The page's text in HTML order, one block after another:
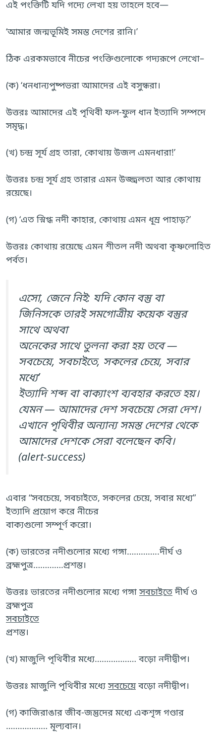
এই পংক্তিটি যদি গদ্যে লেখা হয় তাহলে হবে—
‘আমার জন্মভূমিই সমস্ত দেশের রানি।’
ঠিক এরকমভাবে নীচের পংক্তিগুলোকে গদ্যরূপে লেখো–
(ক) ‘ধনধান্যপুষ্পভরা আমাদের এই বসুন্ধরা।
উত্তরঃ আমাদের এই পৃথিবী ফল-ফুল ধান ইত্যাদি সম্পদে
সমৃদ্ধ।
(খ) চন্দ্র সূর্য গ্রহ তারা, কোথায় উজল এমনধারা!’
উত্তরঃ চন্দ্র সূর্য গ্রহ তারার এমন উজ্জ্বলতা আর কোথায়
রয়েছে।
(গ) ‘এত স্নিগ্ধ নদী কাহার, কোথায় এমন ধূম্র পাহাড়?’
উত্তরঃ কোথায় রয়েছে এমন শীতল নদী অথবা কৃষ্ণলোহিত
পর্বত।
এসো, জেনে নিই: যদি কোন বস্তু বা
জিনিসকে তারই সমগোত্রীয় কয়েক বস্তুর
সাথে অথবা
অনেকের সাথে তুলনা করা হয় তবে —
সবচেয়ে, সবচাইতে, সকলের চেয়ে, সবার
মধ্যে’
ইত্যাদি শব্দ বা বাক্যাংশ ব্যবহার করতে হয়।
যেমন — আমাদের দেশ সবচেয়ে সেরা দেশ।
এখানে পৃথিবীর অন্যান্য সমস্ত দেশের থেকে
আমাদের দেশকে সেরা বলেছেন কবি।
(alert-success)
এবার “সবচেয়ে, সবচাইতে, সকলের চেয়ে, সবার মধ্যে”
ইত্যাদি প্রয়োগ করে নীচের
বাক্যগুলো সম্পূর্ণ করো।
(ক) ভারতের নদীগুলোর মধ্যে গঙ্গা…………..দীর্ঘ ও
ব্রহ্মপুত্ৰ………….প্রশস্ত।
উত্তরঃ ভারতের নদীগুলোর মধ্যে গঙ্গাসবচাইতেদীর্ঘ ও
ব্রহ্মপুত্র
সবচাইতে
প্রশস্ত।
(খ) মাজুলি পৃথিবীর মধ্যে……………… বড়ো নদীদ্বীপ।
উত্তরঃ মাজুলি পৃথিবীর মধ্যেসবচেয়েবড়ো নদীদ্বীপ।
(গ) কাজিরাঙার জীব-জন্তুদের মধ্যে একশৃঙ্গ গণ্ডার
……………… মূল্যবান।